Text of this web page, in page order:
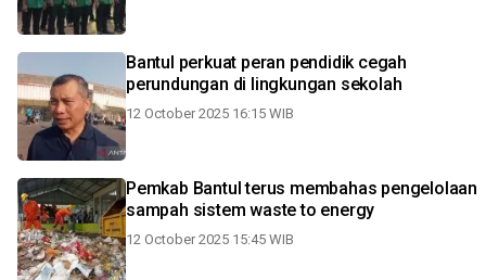
Bantul perkuat peran pendidik cegah
perundungan di lingkungan sekolah
12 October 2025 16:15 WIB
Pemkab Bantul terus membahas pengelolaan
sampah sistem waste to energy
12 October 2025 15:45 WIB